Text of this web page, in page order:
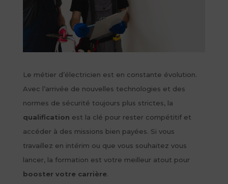
Le métier d’électricien est en constante évolution.
Avec l’arrivée de nouvelles technologies et des
normes de sécurité toujours plus strictes, la
qualification est la clé pour rester compétitif et
accéder à des missions bien payées. Si vous
travaillez en intérim ou que vous souhaitez vous
lancer, la formation est votre meilleur atout pour
booster votre carrière.